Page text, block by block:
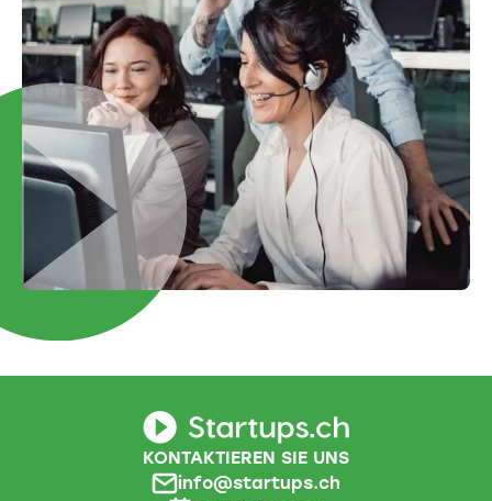
KONTAKTIEREN SIE UNS
info@startups.ch